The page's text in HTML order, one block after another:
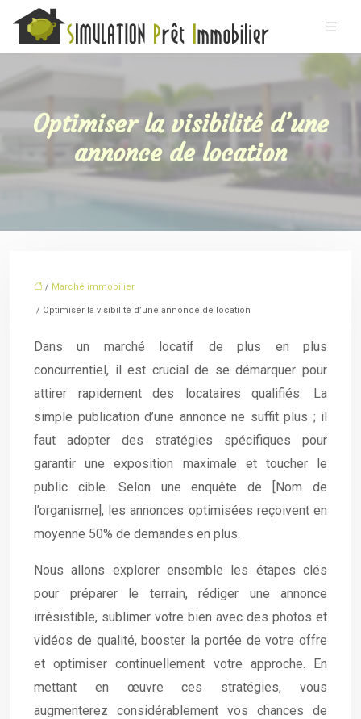
Optimiser la visibilité d’une
annonce de location
/ Marché immobilier
/ Optimiser la visibilité d’une annonce de location
Dans un marché locatif de plus en plus
concurrentiel, il est crucial de se démarquer pour
attirer rapidement des locataires qualifiés. La
simple publication d’une annonce ne suffit plus ; il
faut adopter des stratégies spécifiques pour
garantir une exposition maximale et toucher le
public cible. Selon une enquête de [Nom de
l’organisme], les annonces optimisées reçoivent en
moyenne 50% de demandes en plus.
Nous allons explorer ensemble les étapes clés
pour préparer le terrain, rédiger une annonce
irrésistible, sublimer votre bien avec des photos et
vidéos de qualité, booster la portée de votre offre
et optimiser continuellement votre approche. En
mettant en œuvre ces stratégies, vous
augmenterez considérablement vos chances de